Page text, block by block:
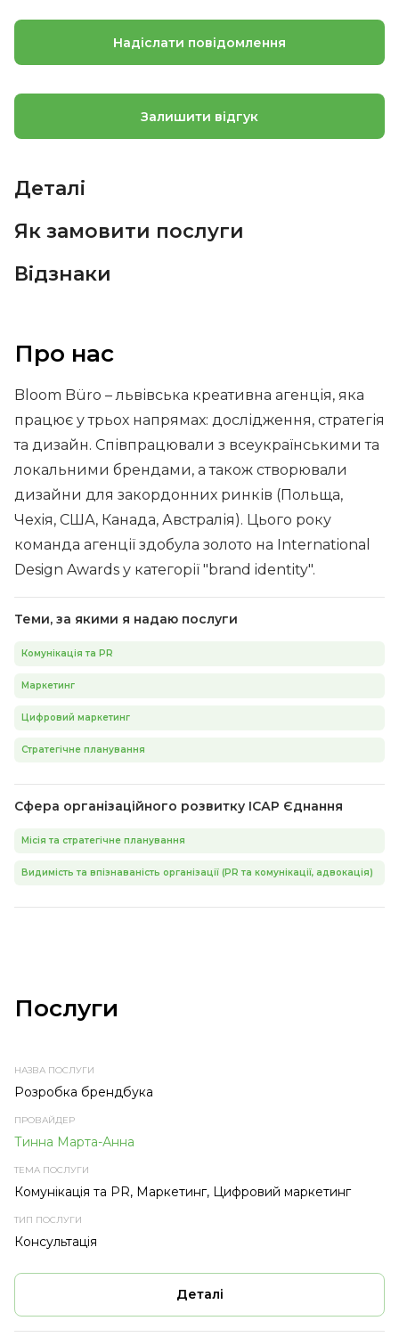
Про нас
Bloom Büro – львівська креативна агенція, яка
працює у трьох напрямах: дослідження, стратегія
та дизайн. Співпрацювали з всеукраїнськими та
локальними брендами, а також створювали
дизайни для закордонних ринків (Польща,
Чехія, США, Канада, Австралія). Цього року
команда агенції здобула золото на International
Design Awards у категорії "brand identity".
Теми, за якими я надаю послуги
Комунікація та PR
Маркетинг
Цифровий маркетинг
Стратегічне планування
Сфера організаційного розвитку ІСАР Єднання
Місія та стратегічне планування
Видимість та впізнаваність організації (PR та комунікації, адвокація)
Послуги
НАЗВА ПРОВАЙДЕР
Розробка брендбука
Тинна Марта-Анна
Комунікація та PR, Маркетинг, Цифровий маркетинг
Консультація
Деталі
Надіслати повідомлення
Залишити відгук
Деталі
Як замовити послуги
Відзнаки